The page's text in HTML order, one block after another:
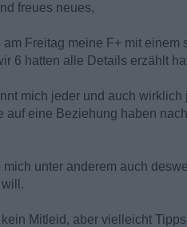
freues neues,
am Freitag meine F+ mit
6 hatten alle Details erzählt
mich jeder und auch
auf eine Beziehung haben
mich unter anderem auch
will.
kein Mitleid, aber vielleicht